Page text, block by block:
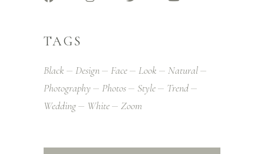
TAGS
Black Design Face Look
Natural
Photography
Photos Style
Trend
Wedding
White Zoom